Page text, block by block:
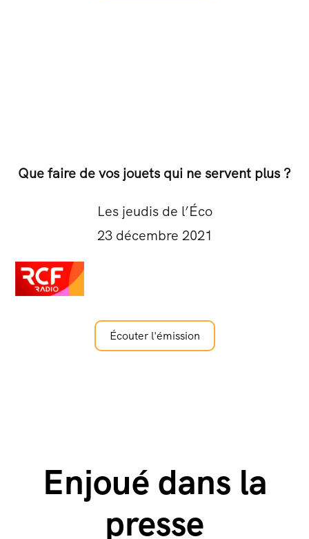
Que faire de vos jouets qui ne servent plus ?
Les jeudis de l’Éco
23 décembre 2021
Écouter l'émission
Enjoué dans la
presse